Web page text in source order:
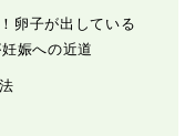
卵子が出している
娠への近道